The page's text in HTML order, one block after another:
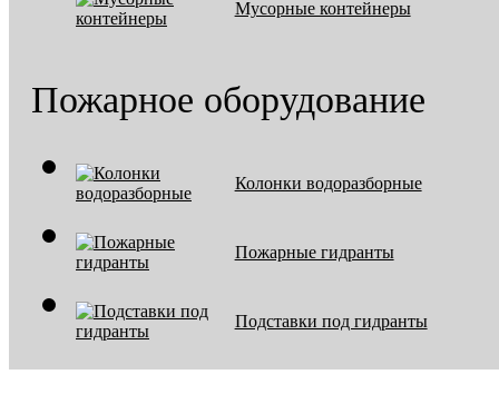
Мусорные контейнеры
Пожарное оборудование
Колонки водоразборные
Пожарные гидранты
Подставки под гидранты